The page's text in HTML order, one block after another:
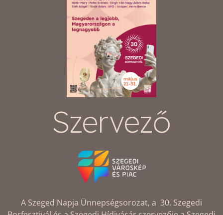
Szervező
A Szeged Napja Ünnepségsorozat, a 30. Szegedi